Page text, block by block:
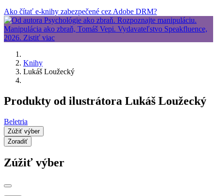
Ako čítať e-knihy zabezpečené cez Adobe DRM?
Knihy
Lukáš Loužecký
Produkty od ilustrátora Lukáš Loužecký
Beletria
Zúžiť výber
Zoradiť
Zúžiť výber